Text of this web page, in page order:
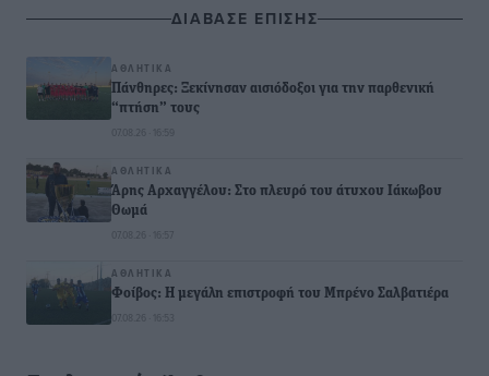
ΔΙΑΒΑΣΕ ΕΠΙΣΗΣ
ΑΘΛΗΤΙΚΆ
Πάνθηρες: Ξεκίνησαν αισιόδοξοι για την παρθενική
“πτήση” τους
07.08.26 · 16:59
ΑΘΛΗΤΙΚΆ
Άρης Αρχαγγέλου: Στο πλευρό του άτυχου Ιάκωβου
Θωμά
07.08.26 · 16:57
ΑΘΛΗΤΙΚΆ
Φοίβος: Η μεγάλη επιστροφή του Μπρένο Σαλβατιέρα
07.08.26 · 16:53